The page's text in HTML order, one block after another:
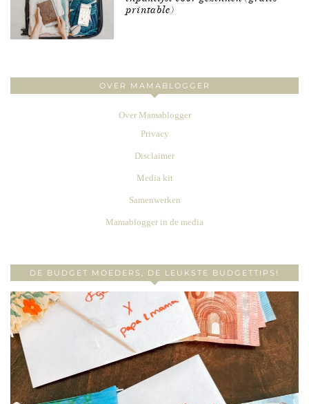
printable)
OVER MAMABLOGGER
Over Mamablogger
Privacy
Disclaimer
Media kit
Samenwerken
Mamablogger in de media
DE BUDGET MOEDERS, DE LEUKSTE BUDGETTIPS!